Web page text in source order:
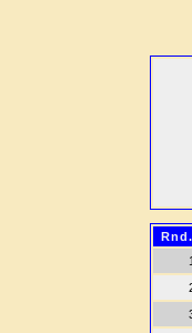
Rnd.
1